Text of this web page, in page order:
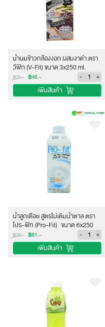
น้ำนมข้าวกล้องงอก ผสมงาดำ ตรา
วีฟิท (V-Fit) ขนาด 3x250 ml.
฿51.- ฿46.- -
+
เพิ่มสินค้า
น้ำลูกเดือย สูตรไม่เติมน้ำตาล ตรา
โปร-ฟิท (Pro-Fit) ขนาด 6x250
ml.
฿90.- ฿81.- -
+
เพิ่มสินค้า